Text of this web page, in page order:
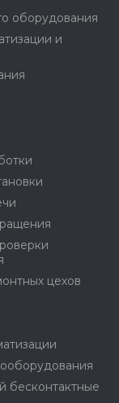
оборудования
и
цехов
бесконтактные